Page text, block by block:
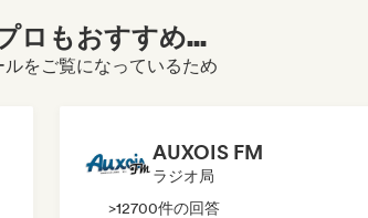
ロもおすすめ...
をご覧になっているため
AUXOIS FM
ラジオ局
>12700件の回答